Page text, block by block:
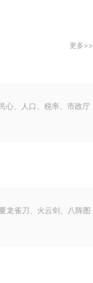
更多>>
心、人口、税率、市政厅
龙雀刀、火云剑、八阵图